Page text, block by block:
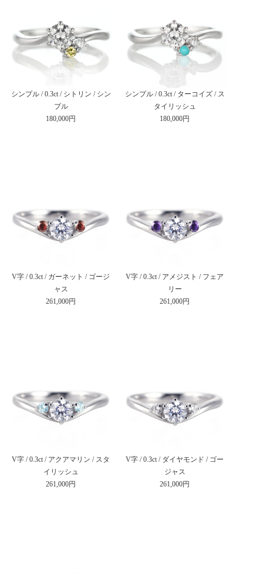
シンプル / 0.3ct / シトリン / シン
プル
180,000円
シンプル / 0.3ct / ターコイズ / ス
タイリッシュ
180,000円
V字 / 0.3ct / ガーネット / ゴージ
ャス
261,000円
V字 / 0.3ct / アメジスト / フェア
リー
261,000円
V字 / 0.3ct / アクアマリン / スタ
イリッシュ
261,000円
V字 / 0.3ct / ダイヤモンド / ゴー
ジャス
261,000円